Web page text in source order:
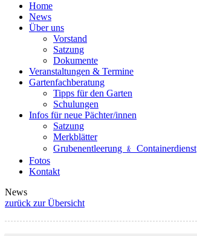
Home
News
Über uns
Vorstand
Satzung
Dokumente
Veranstaltungen & Termine
Gartenfachberatung
Tipps für den Garten
Schulungen
Infos für neue Pächter/innen
Satzung
Merkblätter
Grubenentleerung ﹠ Containerdienst
Fotos
Kontakt
News
zurück zur Übersicht